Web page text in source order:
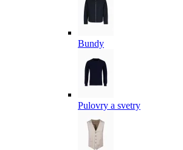
Bundy
Pulovry a svetry